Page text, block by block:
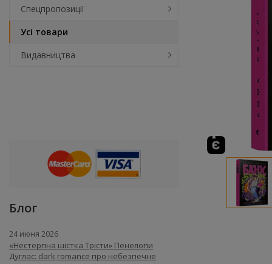
Спецпропозиції
Усі товари
Видавництва
Блог
24 июня 2026
«Нестерпна шістка Трісти» Пенелопи
Дуглас: dark romance про небезпечне